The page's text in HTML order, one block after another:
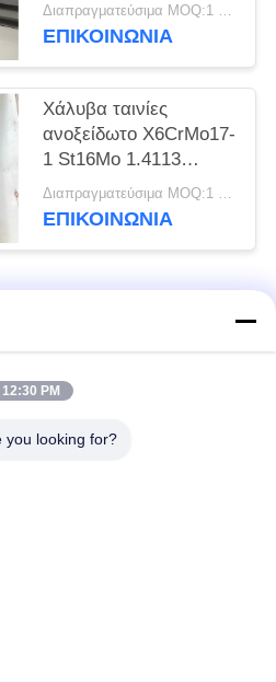
Διαπραγματεύσιμα MOQ:1 τόνος
ΕΠΙΚΟΙΝΩΝΊΑ
Χάλυβα ταινίες
ανοξείδωτο X6CrMo17-
1 St16Mo 1.4113
Χάλυβα ταινία ψυχρής
έλασης
Διαπραγματεύσιμα MOQ:1 τόνος
ΕΠΙΚΟΙΝΩΝΊΑ
Σκληραίνοντας
12:30 PM
you looking for?